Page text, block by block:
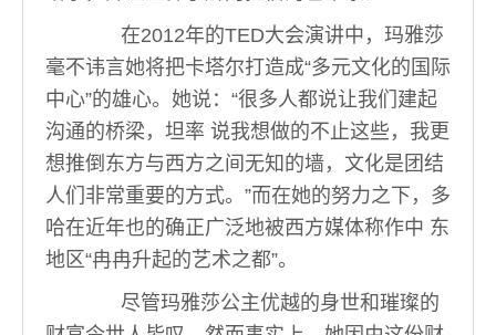
在2012年的TED大会演讲中，玛雅莎
毫不讳言她将把卡塔尔打造成“多元文化的国际
中心”的雄心。她说：“很多人都说让我们建起
沟通的桥梁，坦率 说我想做的不止这些，我更
想推倒东方与西方之间无知的墙，文化是团结
人们非常重要的方式。”而在她的努力之下，多
哈在近年也的确正广泛地被西方媒体称作中 东
地区“冉冉升起的艺术之都”。
尽管玛雅莎公主优越的身世和璀璨的